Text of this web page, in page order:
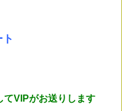
てVIPがお送りします